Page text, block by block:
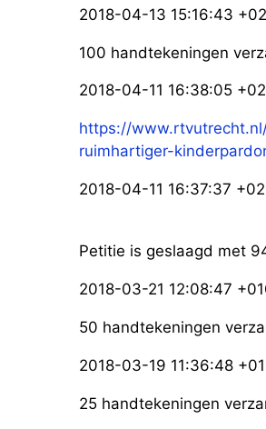
2018-04-13 15:16:43
100 handtekeningen
2018-04-11 16:38:05
https://
ruimhartiger-
2018-04-11 16:37:37
Petitie is geslaagd met
2018-03-21 12:08:47
50 handtekeningen
2018-03-19 11:36:48
25 handtekeningen